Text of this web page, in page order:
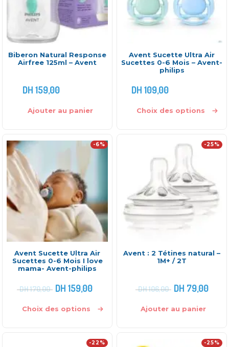
Biberon Natural Response
Airfree 125ml – Avent
DH 159,00
Ajouter au panier
Avent Sucette Ultra Air
Sucettes 0-6 Mois – Avent-
philips
DH 109,00
Choix des options
-6%
Avent Sucette Ultra Air
Sucettes 0-6 Mois I love
mama- Avent-philips
DH170,00 DH 159,00
Choix des options
-25%
Avent : 2 Tétines natural –
1M+ / 2T
DH106,00 DH 79,00
Ajouter au panier
-22% -25%